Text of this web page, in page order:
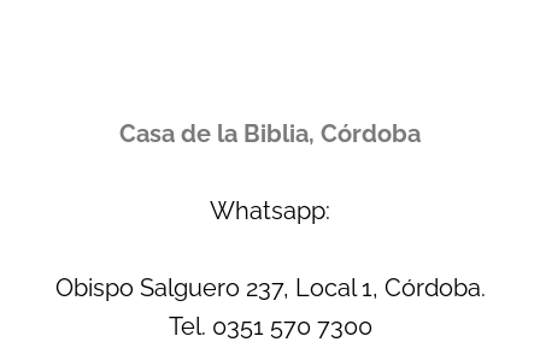
Casa de la Biblia, Córdoba
Whatsapp:
Obispo Salguero 237, Local 1, Córdoba.
Tel. 0351 570 7300